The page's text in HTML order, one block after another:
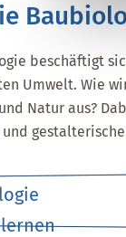
beschäftigt
Umwelt. Wie
Natur aus?